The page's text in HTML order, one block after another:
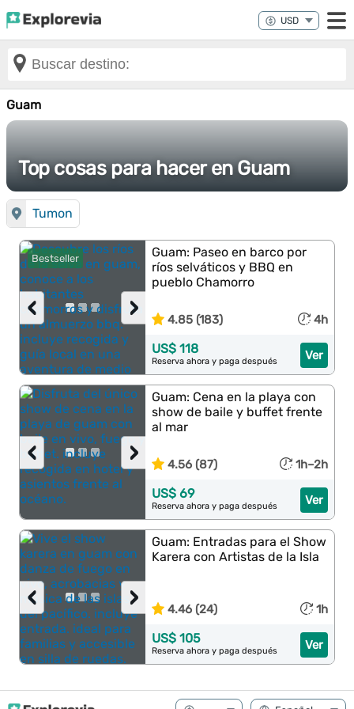
Guam
Top cosas para hacer en Guam
Tumon
Bestseller
›
‹
Guam: Paseo en barco por
ríos selváticos y BBQ en
pueblo Chamorro
4.85 (183) 4h
Ver
US$ 118
Reserva ahora y paga después
›
‹
Guam: Cena en la playa con
show de baile y buffet frente
al mar
4.56 (87) 1h–2h
Ver
US$ 69
Reserva ahora y paga después
›
‹
Guam: Entradas para el Show
Karera con Artistas de la Isla
4.46 (24) 1h
Ver
US$ 105
Reserva ahora y paga después